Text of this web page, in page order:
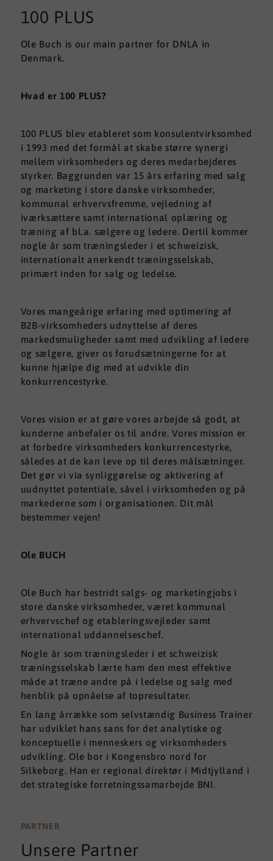
100 PLUS
Ole Buch is our main partner for DNLA in
Denmark.
Hvad er 100 PLUS?
100 PLUS blev etableret som konsulentvirksomhed
i 1993 med det formål at skabe større synergi
mellem virksomheders og deres medarbejderes
styrker. Baggrunden var 15 års erfaring med salg
og marketing i store danske virksomheder,
kommunal erhvervsfremme, vejledning af
iværksættere samt international oplæring og
træning af bl.a. sælgere og ledere. Dertil kommer
nogle år som træningsleder i et schweizisk,
internationalt anerkendt træningsselskab,
primært inden for salg og ledelse.
Vores mangeårige erfaring med optimering af
B2B-virksomheders udnyttelse af deres
markedsmuligheder samt med udvikling af ledere
og sælgere, giver os forudsætningerne for at
kunne hjælpe dig med at udvikle din
konkurrencestyrke.
Vores vision er at gøre vores arbejde så godt, at
kunderne anbefaler os til andre. Vores mission er
at forbedre virksomheders konkurrencestyrke,
således at de kan leve op til deres målsætninger.
Det gør vi via synliggørelse og aktivering af
uudnyttet potentiale, såvel i virksomheden og på
markederne som i organisationen. Dit mål
bestemmer vejen!
Ole BUCH
Ole Buch har bestridt salgs- og marketingjobs i
store danske virksomheder, været kommunal
erhvervschef og etableringsvejleder samt
international uddannelseschef.
Nogle år som træningsleder i et schweizisk
træningsselskab lærte ham den mest effektive
måde at træne andre på i ledelse og salg med
henblik på opnåelse af topresultater.
En lang årrække som selvstændig Business Trainer
har udviklet hans sans for det analytiske og
konceptuelle i menneskers og virksomheders
udvikling. Ole bor i Kongensbro nord for
Silkeborg. Han er regional direktør i Midtjylland i
det strategiske forretningssamarbejde BNI.​
PARTNER
Unsere Partner